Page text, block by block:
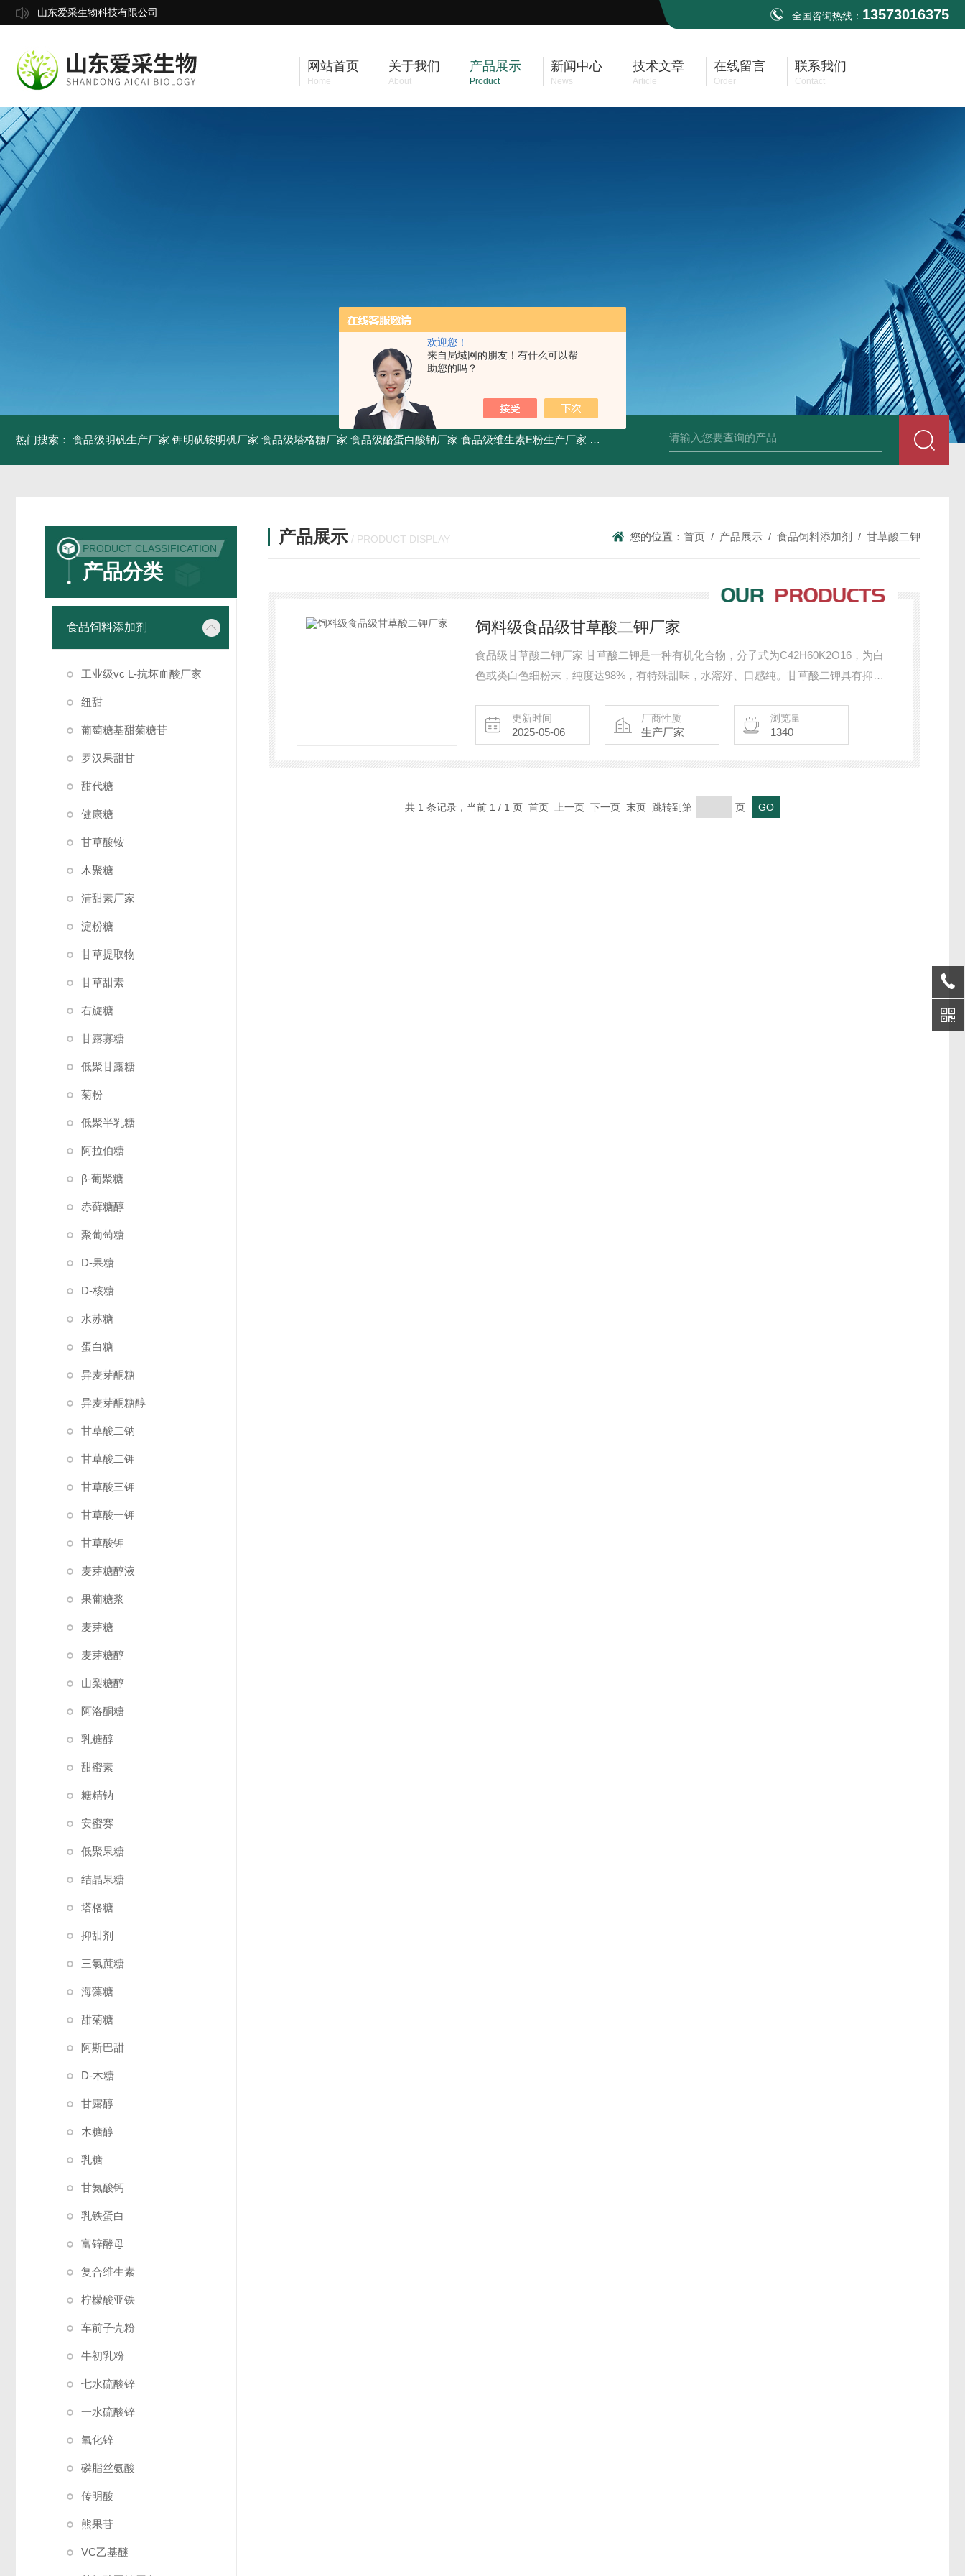
欢迎您！
来自局域网的朋友！有什么可以帮
助您的吗？
山东爱采生物科技有限公司 全国咨询热线： 13573016375
网站首页
Home
关于我们
About
产品展示
Product
新闻中心
News
技术文章
Article
在线留言
Order
联系我们
Contact
热门搜索： 食品级明矾生产厂家 钾明矾铵明矾厂家 食品级塔格糖厂家 食品级酪蛋白酸钠厂家 食品级维生素E粉生产厂家 食品级牛骨胶原蛋白生产厂家 食品级复合氨基酸生产厂家 食品级黄原胶生产厂
PRODUCT CLASSIFICATION
产品分类
食品饲料添加剂
工业级vc L-抗坏血酸厂家
纽甜
葡萄糖基甜菊糖苷
罗汉果甜甘
甜代糖
健康糖
甘草酸铵
木聚糖
清甜素厂家
淀粉糖
甘草提取物
甘草甜素
右旋糖
甘露寡糖
低聚甘露糖
菊粉
低聚半乳糖
阿拉伯糖
β-葡聚糖
赤藓糖醇
聚葡萄糖
D-果糖
D-核糖
水苏糖
蛋白糖
异麦芽酮糖
异麦芽酮糖醇
甘草酸二钠
甘草酸二钾
甘草酸三钾
甘草酸一钾
甘草酸钾
麦芽糖醇液
果葡糖浆
麦芽糖
麦芽糖醇
山梨糖醇
阿洛酮糖
乳糖醇
甜蜜素
糖精钠
安蜜赛
低聚果糖
结晶果糖
塔格糖
抑甜剂
三氯蔗糖
海藻糖
甜菊糖
阿斯巴甜
D-木糖
甘露醇
木糖醇
乳糖
甘氨酸钙
乳铁蛋白
富锌酵母
复合维生素
柠檬酸亚铁
车前子壳粉
牛初乳粉
七水硫酸锌
一水硫酸锌
氧化锌
磷脂丝氨酸
传明酸
熊果苷
VC乙基醚
产品展示 / PRODUCT DISPLAY 您的位置： 首页 / 产品展示 / 食品饲料添加剂 / 甘草酸二钾
饲料级食品级甘草酸二钾厂家
食品级甘草酸二钾厂家 甘草酸二钾是一种有机化合物，分子式为C42H60K2O16，为白
色或类白色细粉末，纯度达98%，有特殊甜味，水溶好、口感纯。甘草酸二钾具有抑
应用。
更新时间
2025-05-06
厂商性质
生产厂家
浏览量
1340
共 1 条记录，当前 1 / 1 页 首页 上一页 下一页 末页 跳转到第 页